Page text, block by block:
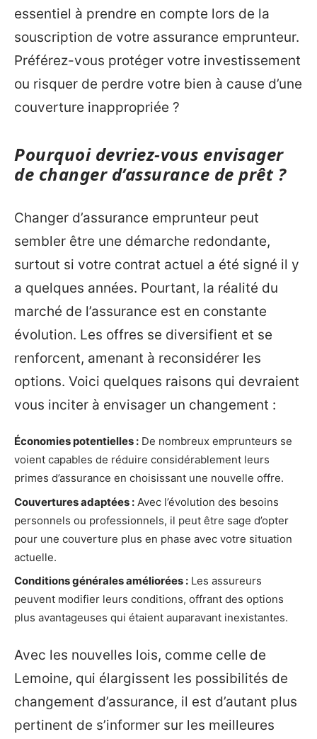
essentiel à prendre en compte lors de la
souscription de votre assurance emprunteur.
Préférez-vous protéger votre investissement
ou risquer de perdre votre bien à cause d’une
couverture inappropriée ?
Pourquoi devriez-vous envisager
de changer d’assurance de prêt ?
Changer d’assurance emprunteur peut
sembler être une démarche redondante,
surtout si votre contrat actuel a été signé il y
a quelques années. Pourtant, la réalité du
marché de l’assurance est en constante
évolution. Les offres se diversifient et se
renforcent, amenant à reconsidérer les
options. Voici quelques raisons qui devraient
vous inciter à envisager un changement :
Économies potentielles : De nombreux emprunteurs se
voient capables de réduire considérablement leurs
primes d’assurance en choisissant une nouvelle offre.
Couvertures adaptées : Avec l’évolution des besoins
personnels ou professionnels, il peut être sage d’opter
pour une couverture plus en phase avec votre situation
actuelle.
Conditions générales améliorées : Les assureurs
peuvent modifier leurs conditions, offrant des options
plus avantageuses qui étaient auparavant inexistantes.
Avec les nouvelles lois, comme celle de
Lemoine, qui élargissent les possibilités de
changement d’assurance, il est d’autant plus
pertinent de s’informer sur les meilleures